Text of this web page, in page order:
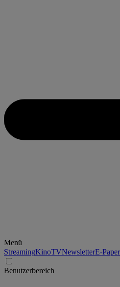
Menü
StreamingKinoTVNewsletterE-Paper
Benutzerbereich